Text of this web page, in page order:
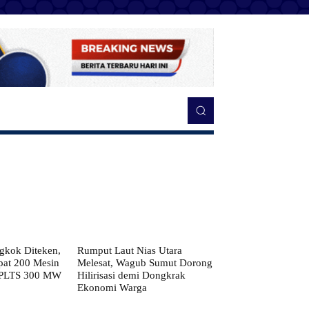
Diteken,
200 Mesin
300 MW
Rumput Laut Nias Utara
Melesat, Wagub Sumut Dorong
Hilirisasi demi Dongkrak
Ekonomi Warga